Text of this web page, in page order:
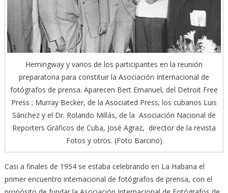
Hemingway y varios de los participantes en la reunión
preparatoria para constituir la Asociación Internacional de
fotógrafos de prensa. Aparecen Bert Emanuel, del Detroit Free
Press ; Murray Becker, de la Asociated Press; los cubanos Luis
Sánchez y el Dr. Rolando Millás, de la Asociación Nacional de
Reporters Gráficos de Cuba, José Agraz, director de la revista
Fotos y otros. (Foto Barcino)
Casi a finales de 1954 se estaba celebrando en La Habana el
primer encuentro internacional de fotógrafos de prensa, con el